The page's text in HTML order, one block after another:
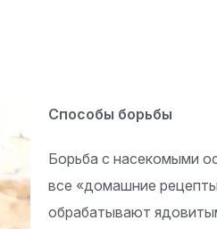
Способы борьбы
Борьба с насекомыми
все «домашние
обрабатывают